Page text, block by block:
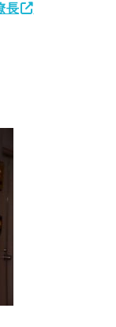
長